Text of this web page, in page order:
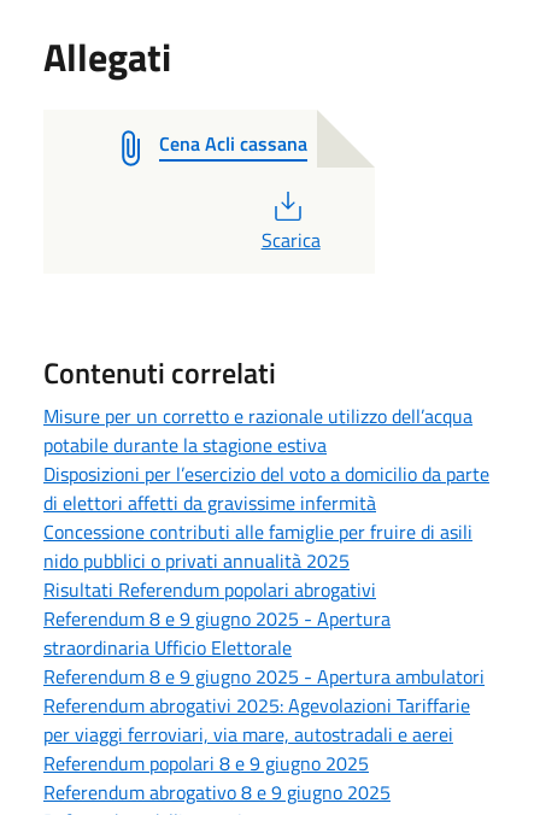
Allegati
Cena Acli cassana
Scarica
Contenuti correlati
Misure per un corretto e razionale utilizzo dell’acqua
potabile durante la stagione estiva
Disposizioni per l’esercizio del voto a domicilio da parte
di elettori affetti da gravissime infermità
Concessione contributi alle famiglie per fruire di asili
nido pubblici o privati annualità 2025
Risultati Referendum popolari abrogativi
Referendum 8 e 9 giugno 2025 - Apertura
straordinaria Ufficio Elettorale
Referendum 8 e 9 giugno 2025 - Apertura ambulatori
Referendum abrogativi 2025: Agevolazioni Tariffarie
per viaggi ferroviari, via mare, autostradali e aerei
Referendum popolari 8 e 9 giugno 2025
Referendum abrogativo 8 e 9 giugno 2025